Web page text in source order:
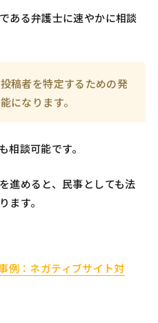
ある弁護士に速やかに相談
稿者を特定するための発
になります。
相談可能です。
進めると、民事としても法
ます。
例：ネガティブサイト対